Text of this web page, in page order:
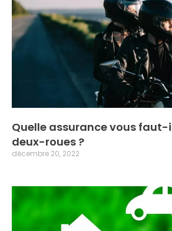
Quelle assurance vous faut-
deux-roues ?
décembre 20, 2022